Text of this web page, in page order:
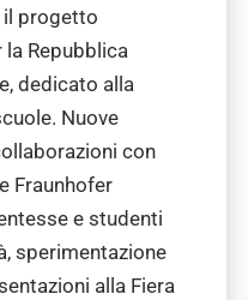
il progetto
Repubblica
dedicato alla
Nuove
con
Fraunhofer
e studenti
sperimentazione
alla Fiera